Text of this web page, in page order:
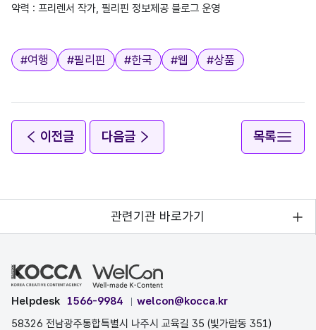
약력 : 프리렌서 작가, 필리핀 정보제공 블로그 운영
태그
#여행 #필리핀 #한국 #웹 #상품
이전글 다음글 목록
관련기관 바로가기
Helpdesk 1566-9984
welcon@kocca.kr
58326 전남광주통합특별시 나주시 교육길 35 (빛가람동 351)